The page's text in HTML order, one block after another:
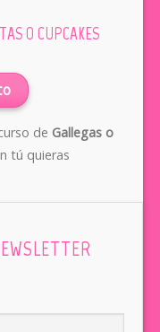
O CUPCAKES
de Gallegas o
tú quieras